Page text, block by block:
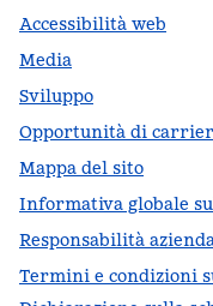
Accessibilità web
Media
Sviluppo
Opportunità di
Mappa del sito
Informativa globale
Responsabilità
Termini e condizioni